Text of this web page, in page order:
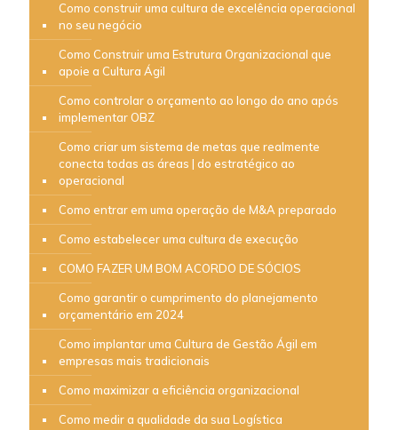
Como construir uma cultura de excelência operacional
no seu negócio
Como Construir uma Estrutura Organizacional que
apoie a Cultura Ágil
Como controlar o orçamento ao longo do ano após
implementar OBZ
Como criar um sistema de metas que realmente
conecta todas as áreas | do estratégico ao
operacional
Como entrar em uma operação de M&A preparado
Como estabelecer uma cultura de execução
COMO FAZER UM BOM ACORDO DE SÓCIOS
Como garantir o cumprimento do planejamento
orçamentário em 2024
Como implantar uma Cultura de Gestão Ágil em
empresas mais tradicionais
Como maximizar a eficiência organizacional
Como medir a qualidade da sua Logística